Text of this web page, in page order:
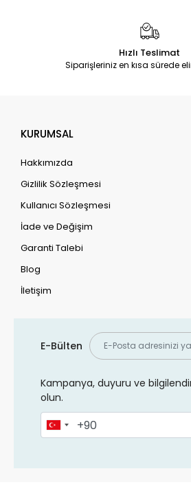
Hızlı Teslimat
Siparişleriniz en kısa sürede
KURUMSAL
Hakkımızda
Gizlilik Sözleşmesi
Kullanıcı Sözleşmesi
İade ve Değişim
Garanti Talebi
Blog
İletişim
E-Bülten
Kampanya, duyuru ve
olun.